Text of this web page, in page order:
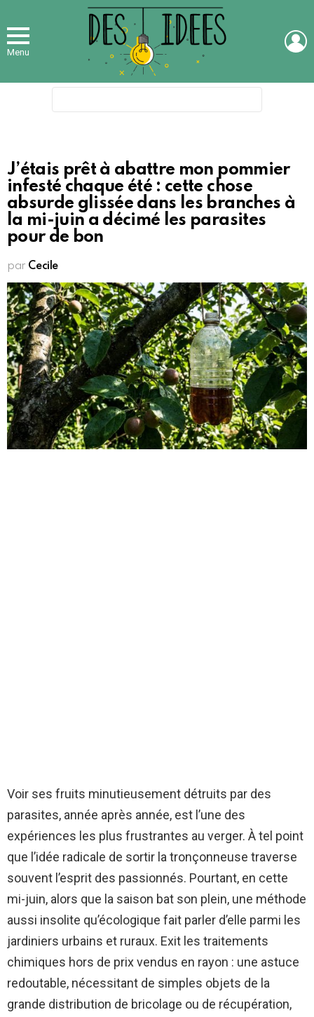
Menu
J’étais prêt à abattre mon pommier
infesté chaque été : cette chose
absurde glissée dans les branches à
la mi-juin a décimé les parasites
pour de bon
par Cecile
Voir ses fruits minutieusement détruits par des
parasites, année après année, est l’une des
expériences les plus frustrantes au verger. À tel point
que l’idée radicale de sortir la tronçonneuse traverse
souvent l’esprit des passionnés. Pourtant, en cette
mi-juin, alors que la saison bat son plein, une méthode
aussi insolite qu’écologique fait parler d’elle parmi les
jardiniers urbains et ruraux. Exit les traitements
chimiques hors de prix vendus en rayon : une astuce
redoutable, nécessitant de simples objets de la
grande distribution de bricolage ou de récupération,